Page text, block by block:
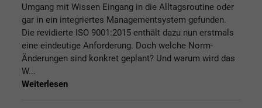
Umgang mit Wissen Eingang in die Alltagsroutine oder
gar in ein integriertes Managementsystem gefunden.
Die revidierte ISO 9001:2015 enthält dazu nun erstmals
eine eindeutige Anforderung. Doch welche Norm-
Änderungen sind konkret geplant? Und warum wird das
W...
Weiterlesen